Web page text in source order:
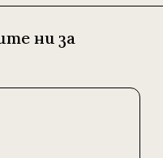
ни за